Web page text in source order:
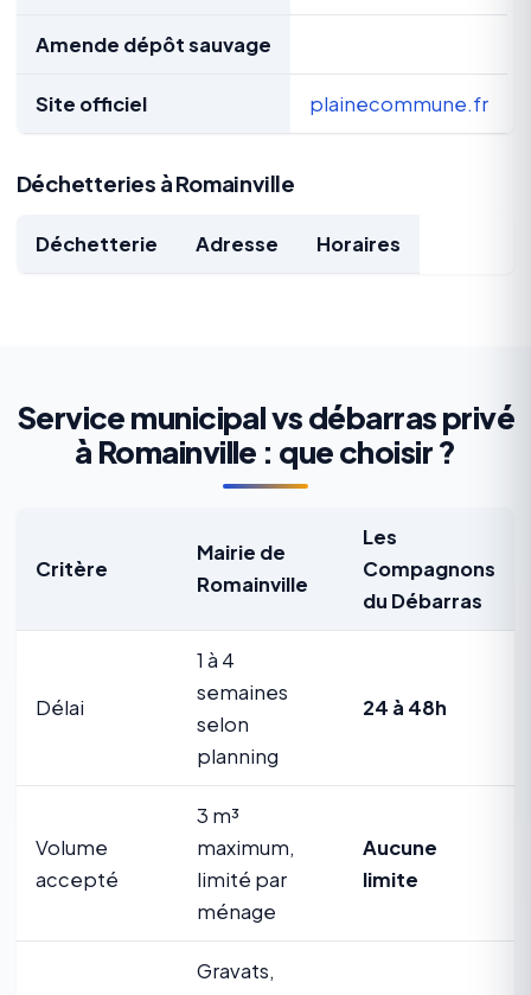
Amende dépôt sauvage
Site officiel plainecommune.fr
Déchetteries à Romainville
Déchetterie Adresse Horaires
Service municipal vs débarras privé
à Romainville : que choisir ?
Critère
Mairie de
Romainville
Les
Compagnons
du Débarras
Délai
1 à 4
semaines
selon
planning
24 à 48h
Volume
accepté
3 m³
maximum,
limité par
ménage
Aucune
limite
Gravats,